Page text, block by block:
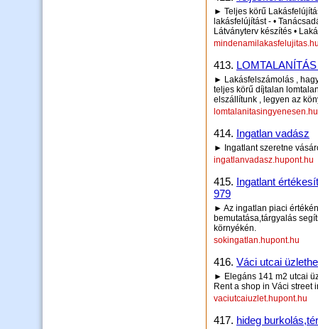
► Teljes körű
lakásfelújítást - •
Látványterv készítés •
413.
► Lakásfelszámolás ,
teljes körű díjtalan
elszállítunk , legyen az
414. Ingatlan vadász
► Ingatlant szeretne
ingatlanvadasz.hupont.hu
415. Ingatlant
979
► Az ingatlan piaci
bemutatása,tárgyalás
környékén.
sokingatlan.hupont.hu
416. Váci utcai
► Elegáns 141 m2 utcai
Rent a shop in Váci street
vaciutcaiuzlet.hupont.hu
417. hideg